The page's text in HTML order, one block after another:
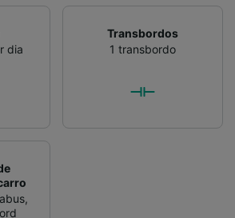
dia
Transbordos
1 transbordo
,